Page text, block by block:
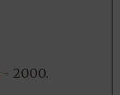
- 2000.